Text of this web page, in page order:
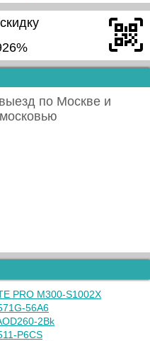
по Москве и
PRO M300-S1002X
56A6
2Bk
P6CS